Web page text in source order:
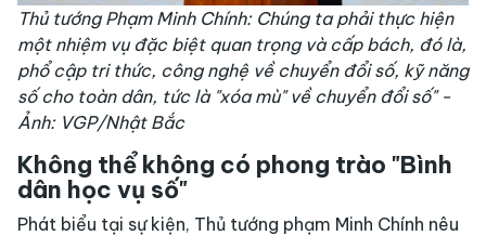
Thủ tướng Phạm Minh Chính: Chúng ta phải thực hiện
một nhiệm vụ đặc biệt quan trọng và cấp bách, đó là,
phổ cập tri thức, công nghệ về chuyển đổi số, kỹ năng
số cho toàn dân, tức là "xóa mù" về chuyển đổi số" -
Ảnh: VGP/Nhật Bắc
Không thể không có phong trào "Bình
dân học vụ số"
Phát biểu tại sự kiện, Thủ tướng phạm Minh Chính nêu